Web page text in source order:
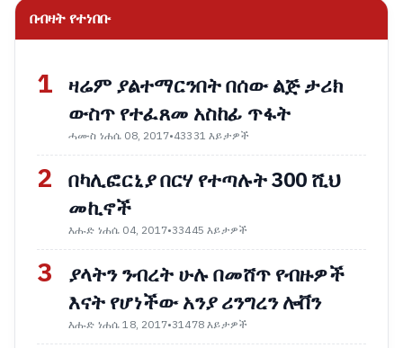
በብዛት የተነበቡ
1 ዛሬም ያልተማርንበት በሰው ልጅ ታሪክ
ውስጥ የተፈጸመ አስከፊ ጥፋት
ሓሙስ ነሐሴ 08, 2017•43331 እይታዎች
2 በካሊፎርኒያ በርሃ የተጣሉት 300 ሺህ
መኪኖች
እሑድ ነሐሴ 04, 2017•33445 እይታዎች
3
ያላትን ንብረት ሁሉ በመሸጥ የብዙዎች
እናት የሆነችው አንያ ሪንግረን ሎቨን
እሑድ ነሐሴ 18, 2017•31478 እይታዎች